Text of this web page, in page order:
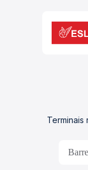
Terminais